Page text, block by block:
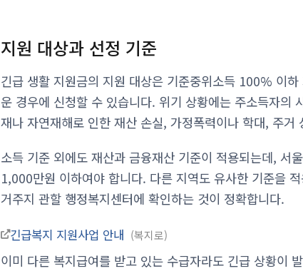
지원 대상과 선정 기준
긴급 생활 지원금의 지원 대상은 기준중위소득 100% 이
운 경우에 신청할 수 있습니다. 위기 상황에는 주소득자의
재나 자연재해로 인한 재산 손실, 가정폭력이나 학대, 주거
소득 기준 외에도 재산과 금융재산 기준이 적용되는데, 서
1,000만원 이하여야 합니다. 다른 지역도 유사한 기준을
거주지 관할 행정복지센터에 확인하는 것이 정확합니다.
긴급복지 지원사업 안내 복지로
이미 다른 복지급여를 받고 있는 수급자라도 긴급 상황이